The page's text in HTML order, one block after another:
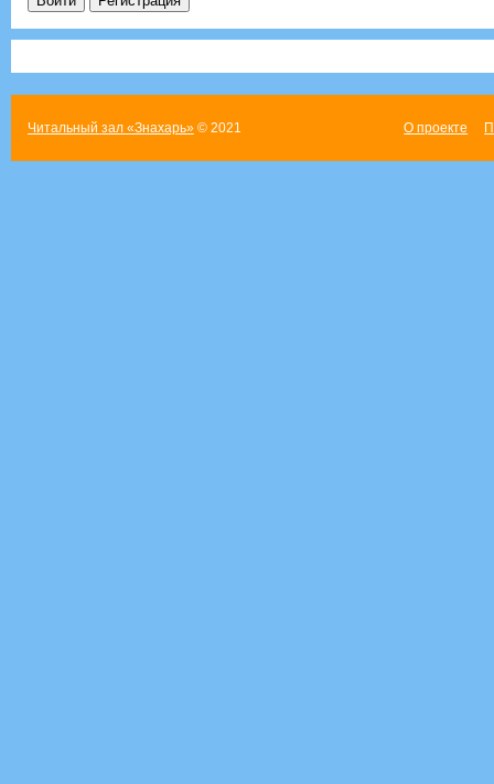
Читальный зал «Знахарь»© 2021 О проекте